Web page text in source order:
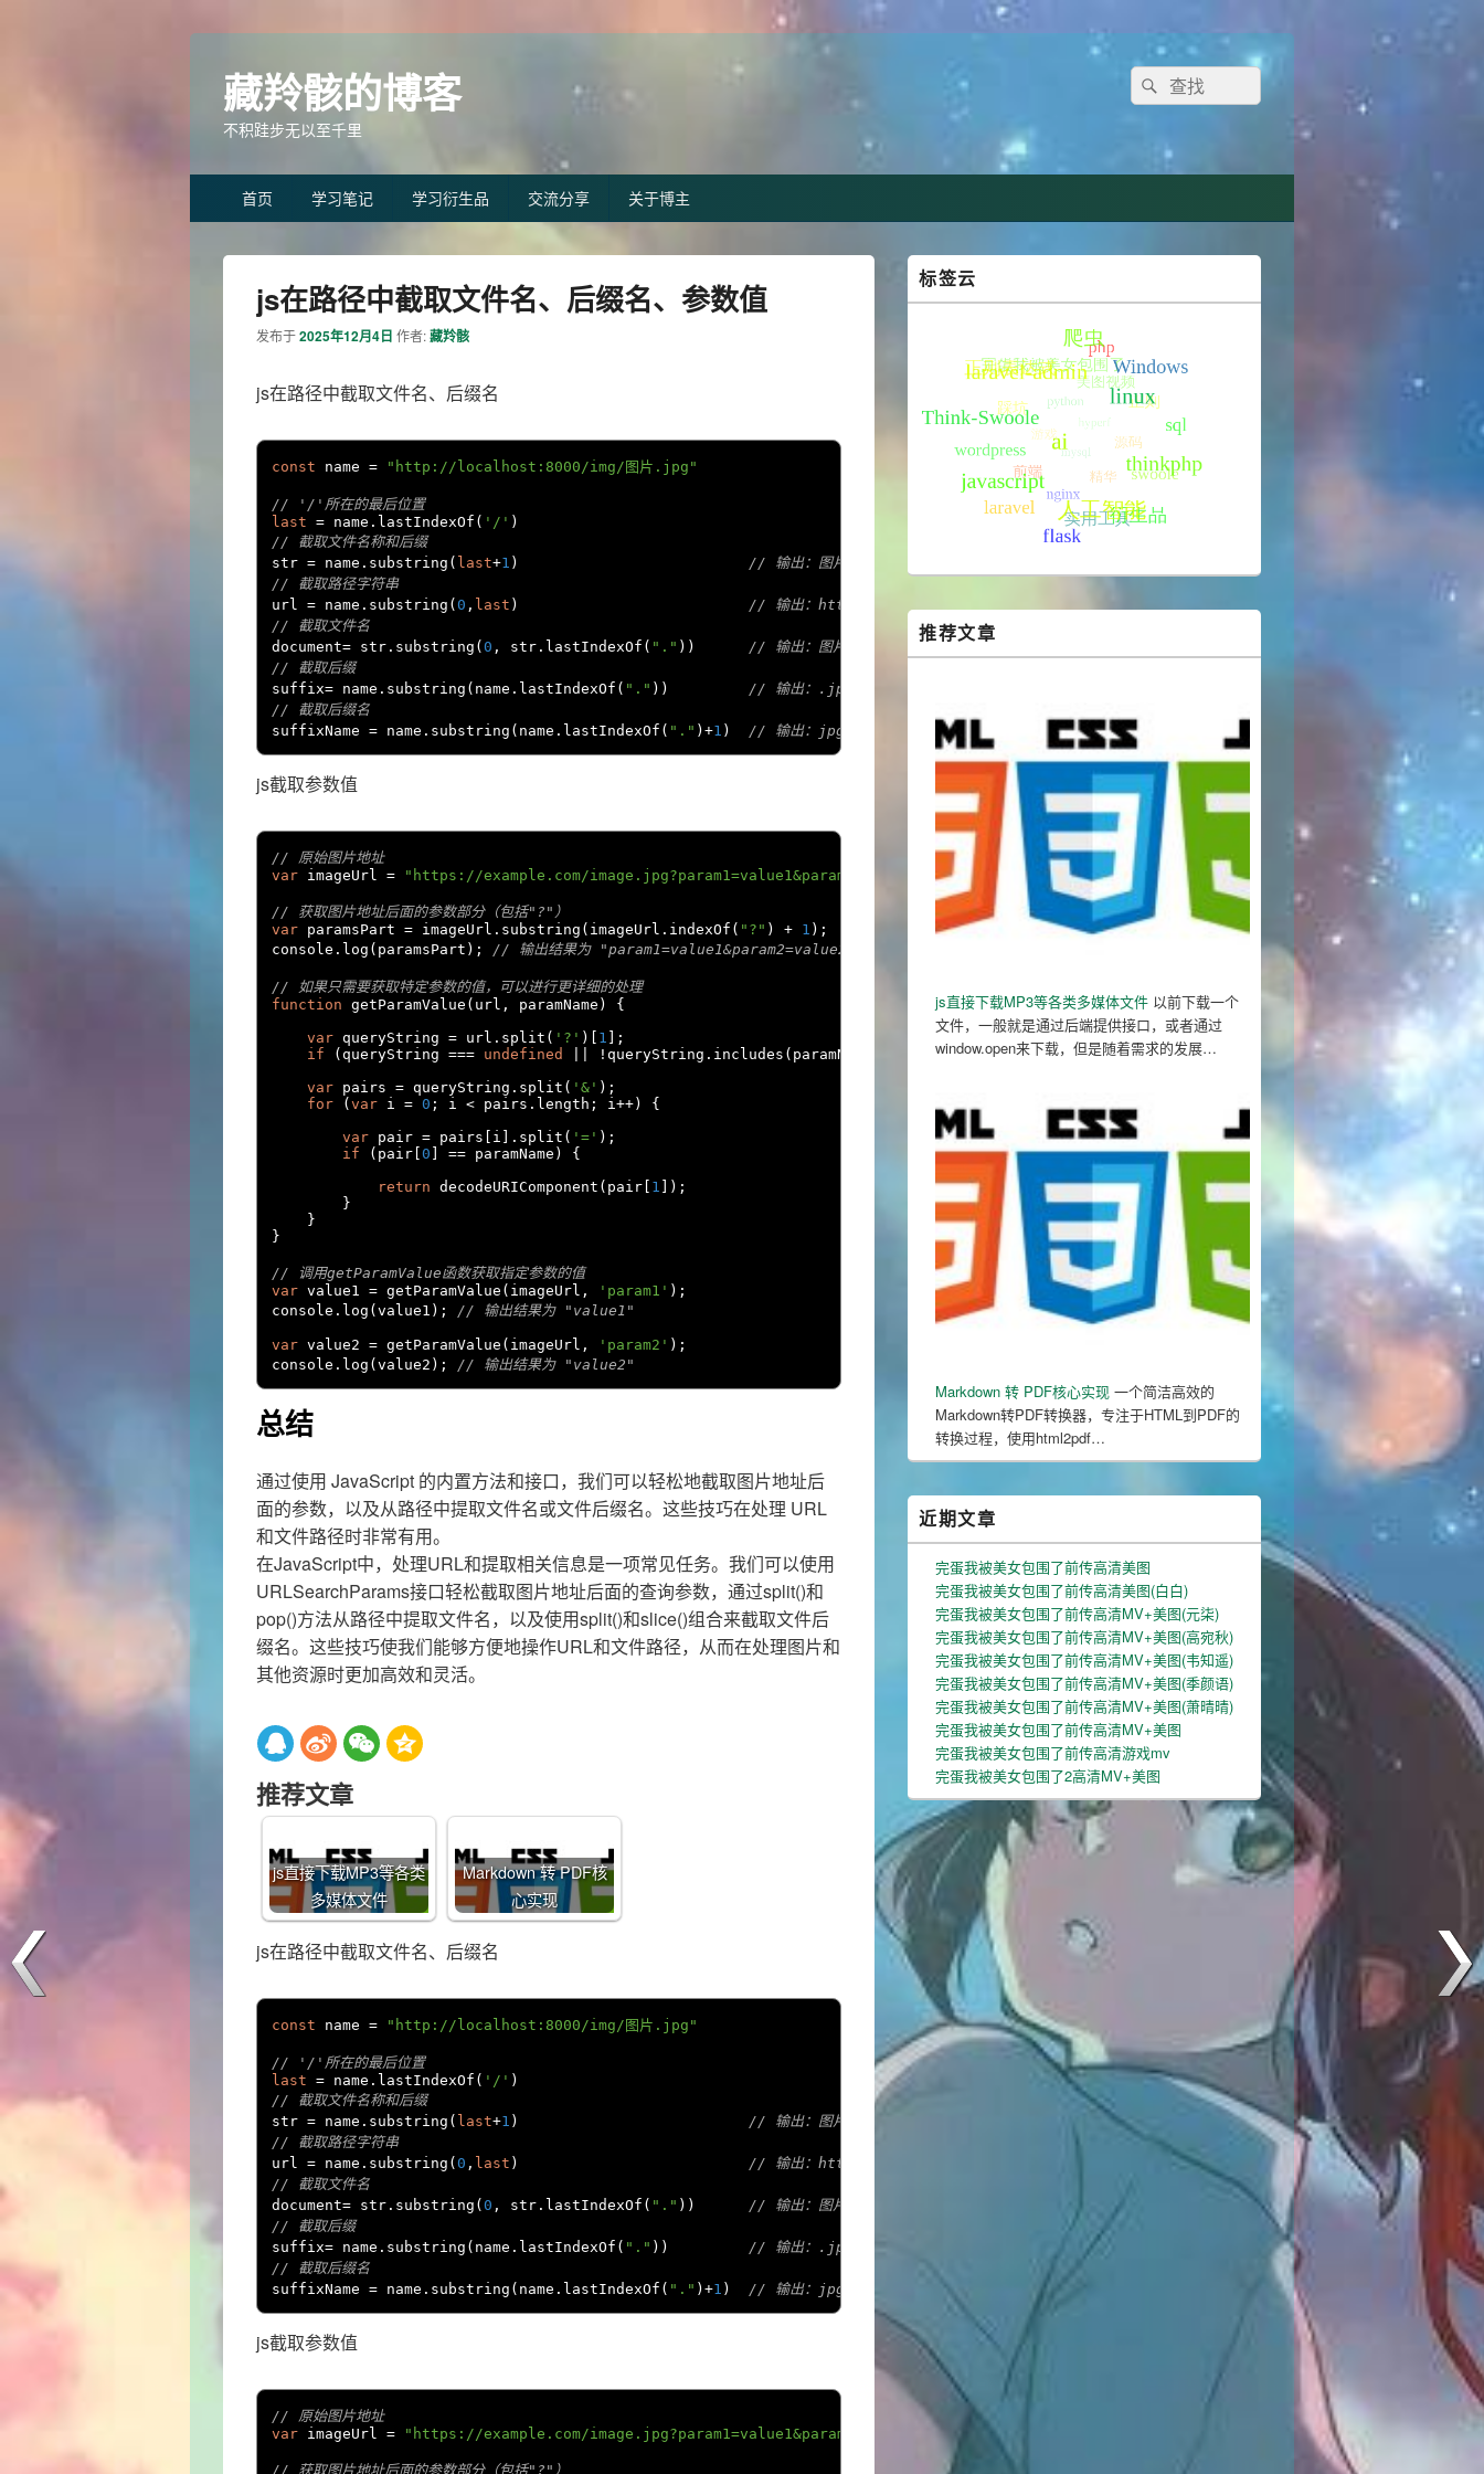
藏羚骸的博客
不积跬步无以至千里
Search
for:
Search
Primary首页 学习笔记 学习衍生品 交流分享 关于博主
js在路径中截取文件名、后缀名、参数值
发布于2025年12月4日 作者:藏羚骸
js在路径中截取文件名、后缀名
const name = "http://localhost:8000/img/图片.jpg"
// '/'所在的最后位置
last = name . lastIndexOf ( '/' )
// 截取文件名称和后缀
str = name . substring ( last+1 )
// 输出：图片.jpg
// 截取路径字符串
url = name . substring ( 0 , last )
// 输出：http://localhost:8000/img
// 截取文件名
document= str . substring ( 0 , str . lastIndexOf ( "." ))
// 输出：图片
// 截取后缀
suffix= name . substring ( name . lastIndexOf ( "." ))
// 输出：.jpg
// 截取后缀名
suffixName = name . substring ( name . lastIndexOf ( "." )+1 ) // 输出：jpg
js截取参数值
// 原始图片地址
var imageUrl = "https://example.com/image.jpg?param1=value1&param2=value2"
// 获取图片地址后面的参数部分（包括"?"）
var paramsPart = imageUrl . substring ( imageUrl . indexOf ( "?" ) + 1 );
console . log ( paramsPart ); // 输出结果为 "param1=value1&param2=value2"
// 如果只需要获取特定参数的值，可以进行更详细的处理
function getParamValue ( url , paramName )
{
var queryString = url . split ( '?' )[ 1 ];
if
( queryString === undefined ! queryString . includes ( paramName return null;
var pairs = queryString . split ( '&' );
for
( var i = 0 ; i < pairs . length ; i++)
{
var pair = pairs i ]. split ( '=' );
if
( pair 0 == paramName )
{
return decodeURIComponent ( pair 1 ]);
}
}
}
// 调用getParamValue函数获取指定参数的值
var value1 = getParamValue ( imageUrl , 'param1' );
console . log ( value1 ); // 输出结果为 "value1"
var value2 = getParamValue ( imageUrl , 'param2' );
console . log ( value2 ); // 输出结果为 "value2"
总结
通过使用 JavaScript 的内置方法和接口，我们可以轻松地截取图片地址后
面的参数，以及从路径中提取文件名或文件后缀名。这些技巧在处理 URL
和文件路径时非常有用。
在JavaScript中，处理URL和提取相关信息是一项常见任务。我们可以使用
URLSearchParams接口轻松截取图片地址后面的查询参数，通过split()和
pop()方法从路径中提取文件名，以及使用split()和slice()组合来截取文件后
缀名。这些技巧使我们能够方便地操作URL和文件路径，从而在处理图片和
其他资源时更加高效和灵活。
推荐文章
js直接下载MP3等各类
多媒体文件
Markdown 转 PDF核
心实现
js在路径中截取文件名、后缀名
const name = "http://localhost:8000/img/图片.jpg"
// '/'所在的最后位置
last = name . lastIndexOf ( '/' )
// 截取文件名称和后缀
str = name . substring ( last+1 )
// 输出：图片.jpg
// 截取路径字符串
url = name . substring ( 0 , last )
// 输出：http://localhost:8000/img
// 截取文件名
document= str . substring ( 0 , str . lastIndexOf ( "." ))
// 输出：图片
// 截取后缀
suffix= name . substring ( name . lastIndexOf ( "." ))
// 输出：.jpg
// 截取后缀名
suffixName = name . substring ( name . lastIndexOf ( "." )+1 ) // 输出：jpg
js截取参数值
// 原始图片地址
var imageUrl = "https://example.com/image.jpg?param1=value1&param2=value2"
// 获取图片地址后面的参数部分（包括"?"）
Primary
Sidebar
Widget
标签云
推荐文章
js直接下载MP3等各类多媒体文件 以前下载一个
文件，一般就是通过后端提供接口，或者通过
window.open来下载，但是随着需求的发展…
Markdown 转 PDF核心实现 一个简洁高效的
Markdown转PDF转换器，专注于HTML到PDF的
转换过程，使用html2pdf…
近期文章
完蛋我被美女包围了前传高清美图
完蛋我被美女包围了前传高清美图(白白)
完蛋我被美女包围了前传高清MV+美图(元柒)
完蛋我被美女包围了前传高清MV+美图(高宛秋)
完蛋我被美女包围了前传高清MV+美图(韦知遥)
完蛋我被美女包围了前传高清MV+美图(季颜语)
完蛋我被美女包围了前传高清MV+美图(萧晴晴)
完蛋我被美女包围了前传高清MV+美图
完蛋我被美女包围了前传高清游戏mv
完蛋我被美女包围了2高清MV+美图